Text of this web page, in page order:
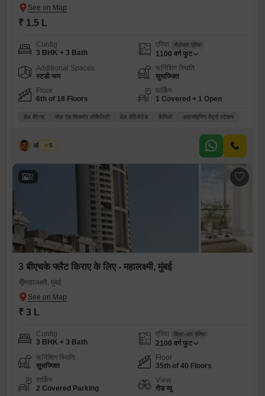
₹ 1.5 L
Config
3 BHK + 3 Bath
एरिया सेलेबल एरिया
1100 वर्ग फुट
Additional Spaces
स्टडी रूम
फर्निशिंग स्थिति
सुसज्जित
Floor
6th of 18 Floors
पार्किंग
1 Covered + 1 Open
वेल मेंटेन्ड सेफ़ एंड सिक्योर लोकैलिटी वेल वेंटिलेटेड फ़ैमिली अडजॉइनिंग मेट्रो स्टेशन
अंसर शेख
5
2
3 बीएचके फ्लैट किराए के लिए - महालक्ष्मी, मुंबई
महालक्ष्मी, मुंबई
₹ 3 L
Config
3 BHK + 3 Bath
एरिया बिल्ट-अप एरिया
2100 वर्ग फुट
फर्निशिंग स्थिति
सुसज्जित
Floor
35th of 40 Floors
पार्किंग
2 Covered Parking
View
रोड व्यू